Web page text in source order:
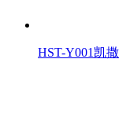
HST-Y001凯撒